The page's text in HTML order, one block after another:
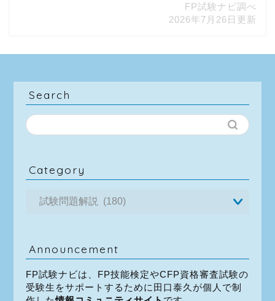
FP試験ナビ調べ
2026年7月26日更新
Search
Category
Announcement
FP試験ナビは、FP技能検定やCFP資格審査試験の
受験生をサポートするために田口泰久が個人で制